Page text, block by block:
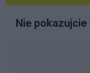
Nie